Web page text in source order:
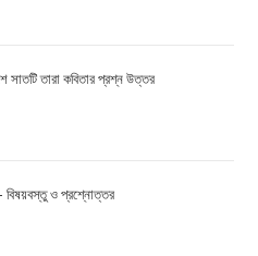
সাতটি তারা কবিতার প্রশ্ন উত্তর
– বিষয়বস্তু ও প্রশ্নোত্তর